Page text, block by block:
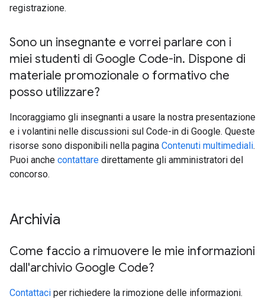
registrazione.
Sono un insegnante e vorrei parlare con i
miei studenti di Google Code-in. Dispone di
materiale promozionale o formativo che
posso utilizzare?
Incoraggiamo gli insegnanti a usare la nostra presentazione
e i volantini nelle discussioni sul Code-in di Google. Queste
risorse sono disponibili nella pagina Contenuti multimediali.
Puoi anche contattare direttamente gli amministratori del
concorso.
Archivia
Come faccio a rimuovere le mie informazioni
dall'archivio Google Code?
Contattaci per richiedere la rimozione delle informazioni.